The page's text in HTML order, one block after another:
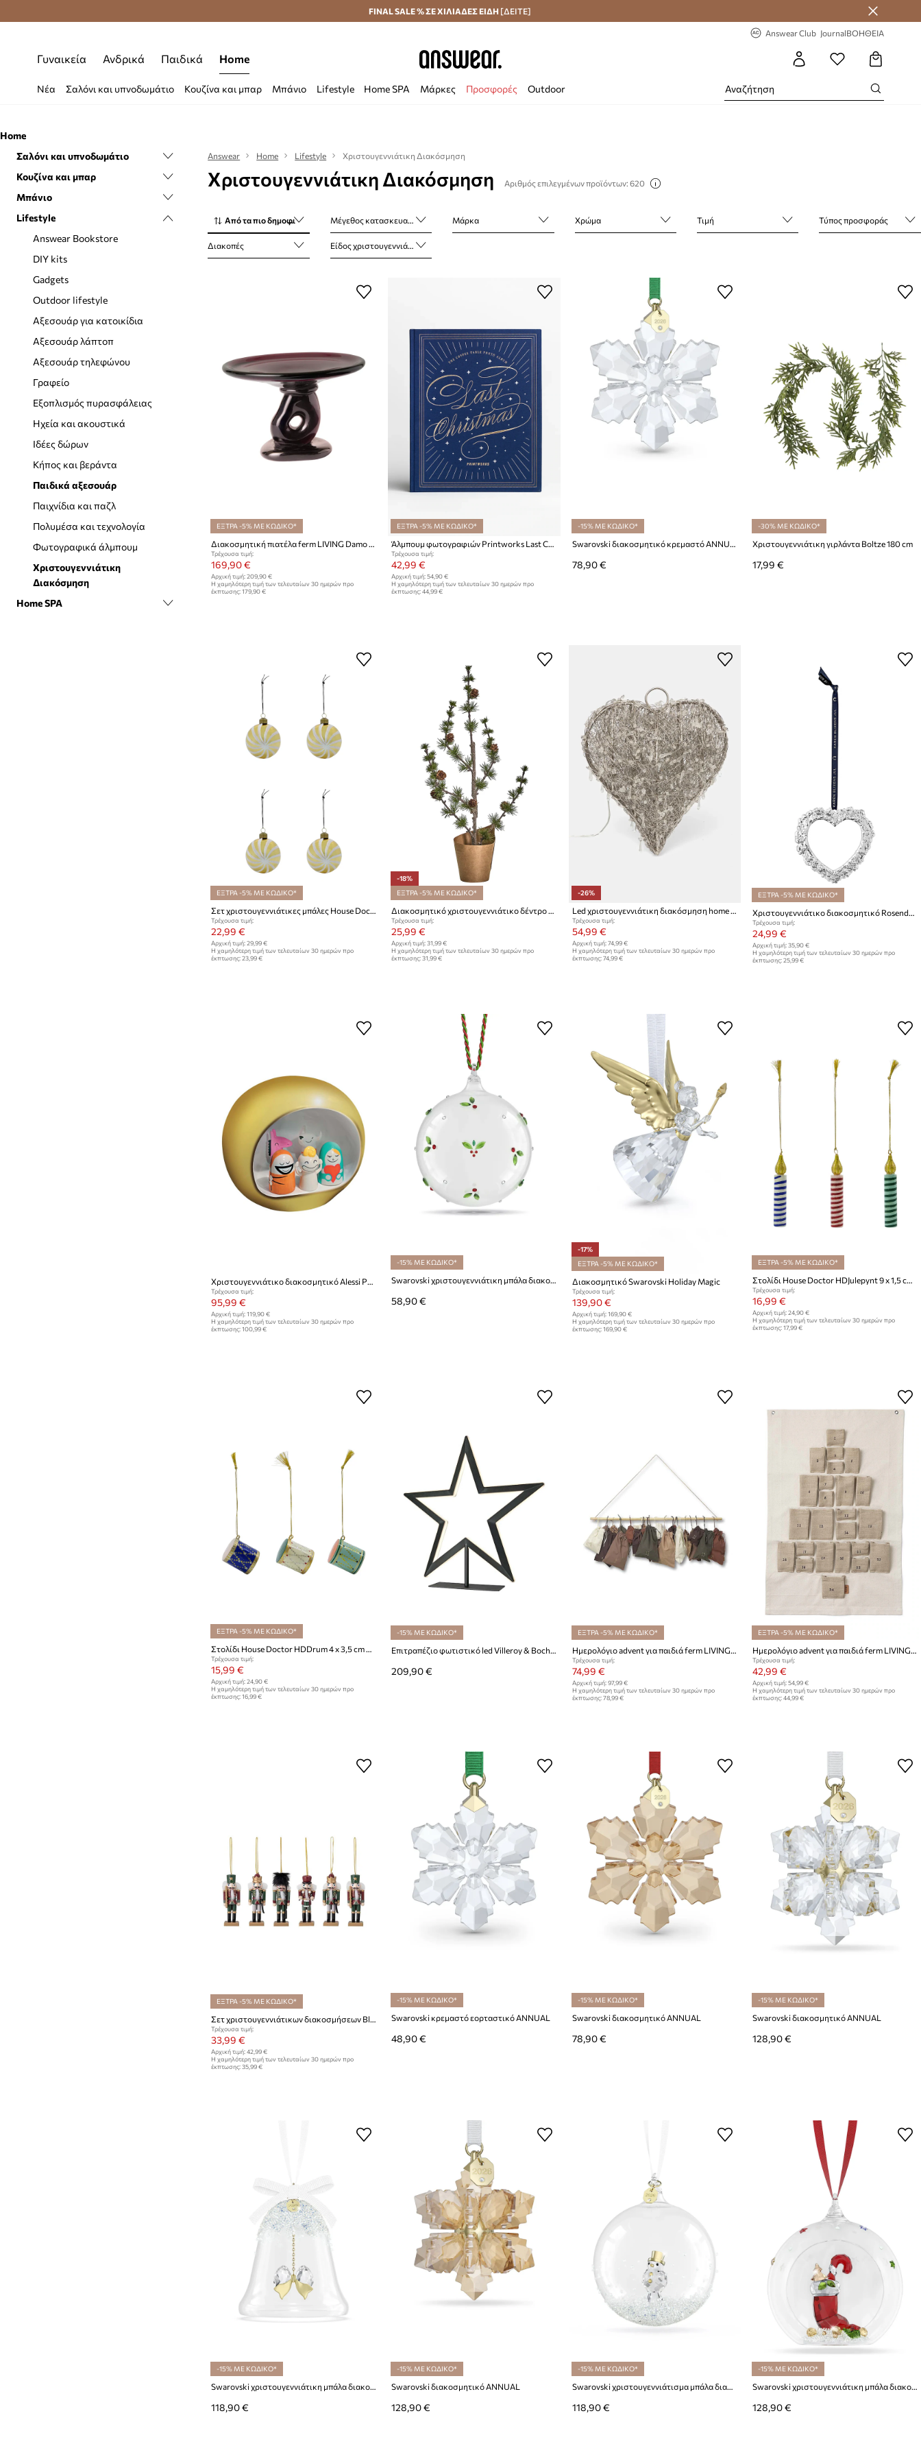
Αποστολή σε 24 ώρες Εξοικονομήστε με το Answear Club
FINAL SALE % ΣΕ ΧΙΛΙΑΔΕΣ ΕΙΔΗ [ΔΕΙΤΕ]
Answear Club JournalΒΟΗΘΕΙΑ
Γυναικεία Ανδρικά Παιδικά Home
Νέα Σαλόνι και υπνοδωμάτιο Κουζίνα και μπαρ Μπάνιο Lifestyle Home SPA Μάρκες Προσφορές Outdoor
Home
Σαλόνι και υπνοδωμάτιο
Αποθήκευση και οργάνωση
Γλάστρες και ποτιστήρια
Διακόσμηση
Διακόσμηση τοίχου
Καθρέφτες
Κλινοσκεπάσματα
Κουβέρτες και καρό
Μαξιλάρια
Μικρά έπιπλα
Οργανωτές κοσμημάτων
Πατάκια εισόδου
Ρολόγια
Φωτισμός
Χαλιά και πατάκια
Κουζίνα και μπαρ
Αποθήκευση και οργάνωση
τροφίμων
Εξαρτήματα για καφέ και τσάι
Εξαρτήματα για κρασί
Κάδοι απορριμμάτων
Κανάτες και καράφες
Κούπες και φλιτζάνια
Μαγειρική και ψήσιμο
Μαχαίρια και σανίδες κοπής
Μαχαιροπήρουνα
Οικιακές συσκευές
Ποτήρια
Σετ δείπνου
Σετ σερβιρίσματος
Σκεύη σερβιρίσματος
Υφασμάτινα είδη κουζίνας
Μπάνιο
Αξεσουάρ μπάνιου
Κάδοι απορρυμάτων μπάνιου
Καθρέφτες
Πετσέτες
Χαλιά και πατάκια μπάνιου
Χώρος πλυντηρίου
Lifestyle
Answear Bookstore
DIY kits
Gadgets
Outdoor lifestyle
Αξεσουάρ για κατοικίδια
Αξεσουάρ λάπτοπ
Αξεσουάρ τηλεφώνου
Γραφείο
Εξοπλισμός πυρασφάλειας
Ηχεία και ακουστικά
Ιδέες δώρων
Κήπος και βεράντα
Παιδικά αξεσουάρ
Παιχνίδια και παζλ
Πολυμέσα και τεχνολογία
Φωτογραφικά άλμπουμ
Χριστουγεννιάτικη
Διακόσμηση
Home SPA
Answear Home Lifestyle Χριστουγεννιάτικη Διακόσμηση
Χριστουγεννιάτικη Διακόσμηση Αριθμός επιλεγμένων προϊόντων: 620
Από τα πιο δημοφιλή Μέγεθος κατασκευαστή Μάρκα Χρώμα Τιμή Τύπος προσφοράς
Διακοπές Είδος χριστουγεννιάτικης διακόσμησης
ΕΞΤΡΑ -5% ΜΕ ΚΩΔΙΚΟ*
Τρέχουσα τιμή:
169,90 €
Αρχική τιμή: 209,90 €
Η χαμηλότερη τιμή των τελευταίων 30 ημερών προ
έκπτωσης: 179,90 €
ΕΞΤΡΑ -5% ΜΕ ΚΩΔΙΚΟ*
Τρέχουσα τιμή:
42,99 €
Αρχική τιμή: 54,90 €
Η χαμηλότερη τιμή των τελευταίων 30 ημερών προ
έκπτωσης: 44,99 €
-15% ΜΕ ΚΩΔΙΚΟ*
78,90 €
-30% ΜΕ ΚΩΔΙΚΟ*
Χριστουγεννιάτικη γιρλάντα Boltze 180 cm
17,99 €
ΕΞΤΡΑ -5% ΜΕ ΚΩΔΙΚΟ*
Σετ χριστουγεννιάτικες μπάλες House Doctor HDDelic Jyle 8 cm 4-pack
Τρέχουσα τιμή:
22,99 €
Αρχική τιμή: 29,99 €
Η χαμηλότερη τιμή των τελευταίων 30 ημερών προ
έκπτωσης: 23,99 €
-18%
ΕΞΤΡΑ -5% ΜΕ ΚΩΔΙΚΟ*
Διακοσμητικό χριστουγεννιάτικο δέντρο House Doctor HDStay 50 x 20 cm
Τρέχουσα τιμή:
25,99 €
Αρχική τιμή: 31,99 €
Η χαμηλότερη τιμή των τελευταίων 30 ημερών προ
έκπτωσης: 31,99 €
-26%
Led χριστουγεννιάτικη διακόσμηση home & lifestyle 12 x 27 x 25 cm
Τρέχουσα τιμή:
54,99 €
Αρχική τιμή: 74,99 €
Η χαμηλότερη τιμή των τελευταίων 30 ημερών προ
έκπτωσης: 74,99 €
ΕΞΤΡΑ -5% ΜΕ ΚΩΔΙΚΟ*
Χριστουγεννιάτικο διακοσμητικό Rosendahl Flower In Layers
Τρέχουσα τιμή:
24,99 €
Αρχική τιμή: 35,90 €
Η χαμηλότερη τιμή των τελευταίων 30 ημερών προ
έκπτωσης: 25,99 €
Χριστουγεννιάτικο διακοσμητικό Alessi Presepe
Τρέχουσα τιμή:
95,99 €
Αρχική τιμή: 119,90 €
Η χαμηλότερη τιμή των τελευταίων 30 ημερών προ
έκπτωσης: 100,99 €
-15% ΜΕ ΚΩΔΙΚΟ*
58,90 €
-17%
ΕΞΤΡΑ -5% ΜΕ ΚΩΔΙΚΟ*
Διακοσμητικό Swarovski Holiday Magic
Τρέχουσα τιμή:
139,90 €
Αρχική τιμή: 169,90 €
Η χαμηλότερη τιμή των τελευταίων 30 ημερών προ
έκπτωσης: 169,90 €
ΕΞΤΡΑ -5% ΜΕ ΚΩΔΙΚΟ*
Στολίδι House Doctor HDJulepynt 9 x 1,5 cm 3-pack
Τρέχουσα τιμή:
16,99 €
Αρχική τιμή: 24,90 €
Η χαμηλότερη τιμή των τελευταίων 30 ημερών προ
έκπτωσης: 17,99 €
ΕΞΤΡΑ -5% ΜΕ ΚΩΔΙΚΟ*
Τρέχουσα τιμή:
15,99 €
Αρχική τιμή: 24,90 €
Η χαμηλότερη τιμή των τελευταίων 30 ημερών προ
έκπτωσης: 16,99 €
-15% ΜΕ ΚΩΔΙΚΟ*
Επιτραπέζιο φωτιστικό led Villeroy & Boch Myra
209,90 €
ΕΞΤΡΑ -5% ΜΕ ΚΩΔΙΚΟ*
Ημερολόγιο advent για παιδιά ferm LIVING Christmas Countdown
Τρέχουσα τιμή:
74,99 €
Αρχική τιμή: 97,99 €
Η χαμηλότερη τιμή των τελευταίων 30 ημερών προ
έκπτωσης: 78,99 €
ΕΞΤΡΑ -5% ΜΕ ΚΩΔΙΚΟ*
Ημερολόγιο advent για παιδιά ferm LIVING Pine Christmas Calendar
Τρέχουσα τιμή:
42,99 €
Αρχική τιμή: 54,99 €
Η χαμηλότερη τιμή των τελευταίων 30 ημερών προ
έκπτωσης: 44,99 €
ΕΞΤΡΑ -5% ΜΕ ΚΩΔΙΚΟ*
Σετ χριστουγεννιάτικων διακοσμήσεων Bloomingville 6-pack
Τρέχουσα τιμή:
33,99 €
Αρχική τιμή: 42,99 €
Η χαμηλότερη τιμή των τελευταίων 30 ημερών προ
έκπτωσης: 35,99 €
-15% ΜΕ ΚΩΔΙΚΟ*
Swarovski κρεμαστό εορταστικό ANNUAL
48,90 €
-15% ΜΕ ΚΩΔΙΚΟ*
Swarovski διακοσμητικό ANNUAL
78,90 €
-15% ΜΕ ΚΩΔΙΚΟ*
Swarovski διακοσμητικό ANNUAL
128,90 €
-15% ΜΕ ΚΩΔΙΚΟ*
118,90 €
-15% ΜΕ ΚΩΔΙΚΟ*
Swarovski διακοσμητικό ANNUAL
128,90 €
-15% ΜΕ ΚΩΔΙΚΟ*
Swarovski χριστουγεννιάτισμα μπάλα διακοσμητική ANNUAL
118,90 €
-15% ΜΕ ΚΩΔΙΚΟ*
Swarovski χριστουγεννιάτικη μπάλα διακοσμητική από γυαλί
128,90 €